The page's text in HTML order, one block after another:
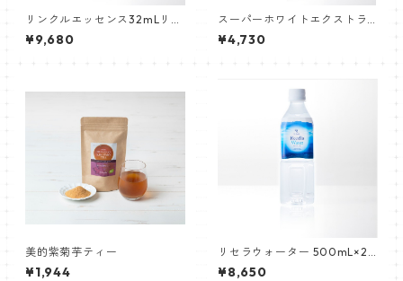
リンクルエッセンス32mLリフ
ィル(つけ替え用)
¥9,680
スーパーホワイトエクストラ 1
0g
¥4,730
美的紫菊芋ティー
¥1,944
リセラウォーター 500mL×24
本
¥8,650